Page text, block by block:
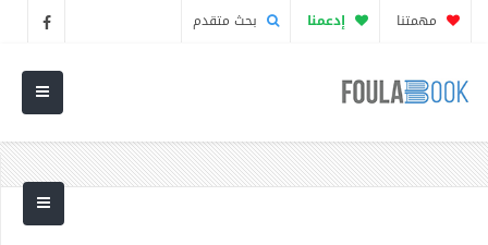
مهمتنا إدعمنا بحث متقدم